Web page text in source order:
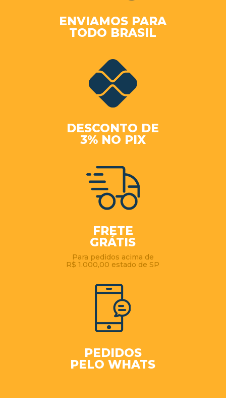
ENVIAMOS PARA
TODO BRASIL
DESCONTO DE
3% NO PIX
FRETE
GRÁTIS
Para pedidos acima de
R$ 1.000,00 estado de SP
PEDIDOS
PELO WHATS